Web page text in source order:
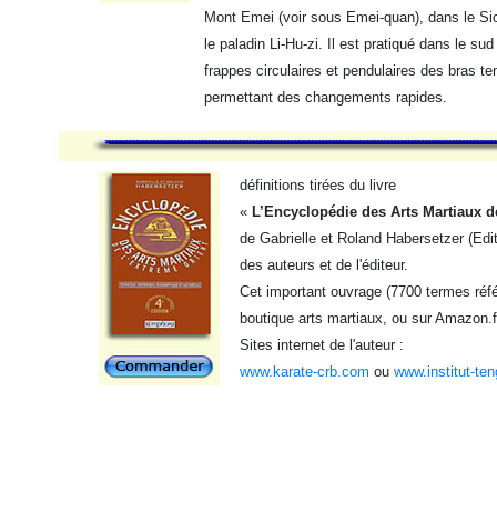
Mont Emei (voir sous Emei-quan), dans le
le paladin Li-Hu-zi. Il est pratiqué dans le
frappes circulaires et pendulaires des bras
permettant des changements rapides.
définitions tirées du livre
« L’Encyclopédie des Arts Martiaux
de Gabrielle et Roland Habersetzer
des auteurs et de l'éditeur.
Cet important ouvrage (7700 termes
boutique arts martiaux, ou sur
Sites internet de l'auteur :
www.karate-crb.com ou www.institut-